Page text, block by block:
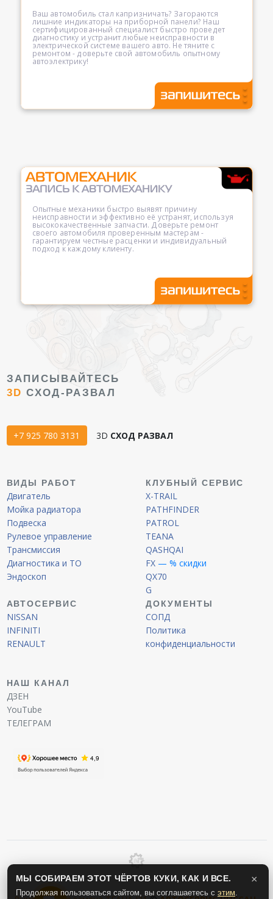
Ваш автомобиль стал капризничать? Загораются
лишние индикаторы на приборной панели? Наш
сертифицированный специалист быстро проведет
диагностику и устранит любые неисправности в
электрической системе вашего авто. Не тяните с
ремонтом - доверьте свой автомобиль опытному
автоэлектрику!
Опытные механики быстро выявят причину
неисправности и эффективно её устранят, используя
высококачественные запчасти. Доверьте ремонт
своего автомобиля проверенным мастерам -
гарантируем честные расценки и индивидуальный
подход к каждому клиенту.
ЗАПИСЫВАЙТЕСЬ
3D СХОД-РАЗВАЛ
+7 925 780 3131 3D СХОД РАЗВАЛ
ВИДЫ РАБОТ
Двигатель
Мойка радиатора
Подвеска
Рулевое управление
Трансмиссия
Диагностика и ТО
Эндоскоп
КЛУБНЫЙ СЕРВИС
X-TRAIL
PATHFINDER
PATROL
TEANA
QASHQAI
FX — % скидки
QX70
G
АВТОСЕРВИС
NISSAN
INFINITI
RENAULT
ДОКУМЕНТЫ
СОПД
Политика
конфиденциальности
НАШ КАНАЛ
ДЗЕН
YouTube
ТЕЛЕГРАМ
МЫ СОБИРАЕМ ЭТОТ ЧЁРТОВ КУКИ, КАК И ВСЕ.
Продолжая пользоваться сайтом, вы соглашаетесь с этим.
×